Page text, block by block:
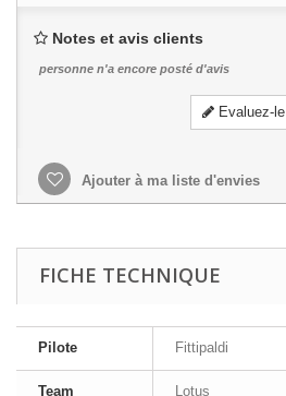
Notes et avis clients
personne n'a encore posté d'avis
Evaluez-le
Ajouter à ma liste d'envies
FICHE TECHNIQUE
Pilote Fittipaldi
Team Lotus